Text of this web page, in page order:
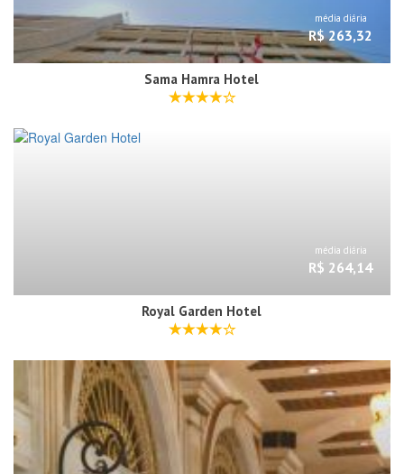
média diária
R$ 263,32
Sama Hamra Hotel
média diária
R$ 264,14
Royal Garden Hotel